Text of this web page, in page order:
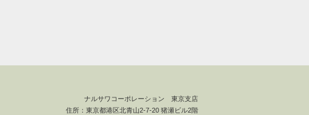
ナルサワコーポレーション 東京支店
住所：東京都港区北青山2-7-20 猪瀬ビル2階